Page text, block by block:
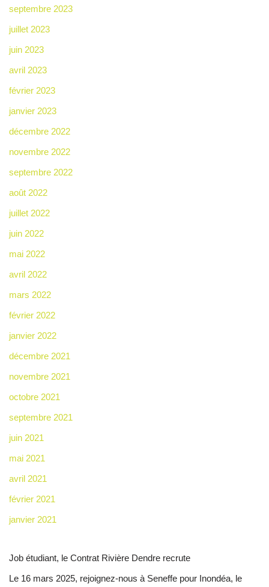
septembre 2023
juillet 2023
juin 2023
avril 2023
février 2023
janvier 2023
décembre 2022
novembre 2022
septembre 2022
août 2022
juillet 2022
juin 2022
mai 2022
avril 2022
mars 2022
février 2022
janvier 2022
décembre 2021
novembre 2021
octobre 2021
septembre 2021
juin 2021
mai 2021
avril 2021
février 2021
janvier 2021
Job étudiant, le Contrat Rivière Dendre recrute
Le 16 mars 2025, rejoignez-nous à Seneffe pour Inondéa, le